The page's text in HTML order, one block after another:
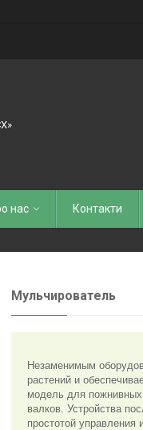
нас Контакти
Мульчирователь
Незаменимым
растений и
модель для пожнивных
валков. Устройства
простотой